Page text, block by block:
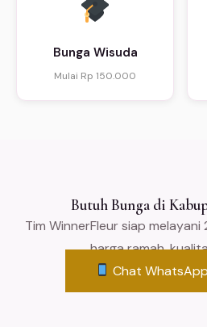
Bunga Wisuda
Mulai Rp 150.000
Butuh Bunga di
Tim WinnerFleur siap
harga ramah,
Chat